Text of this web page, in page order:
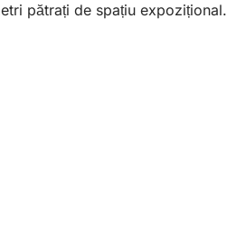
pătrați de spațiu expozițional.